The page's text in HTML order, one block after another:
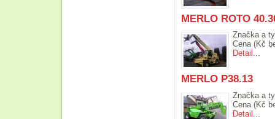
MERLO ROTO
Značka a
Cena (Kč
Detail...
MERLO P38.13
Značka a
Cena (Kč
Detail...